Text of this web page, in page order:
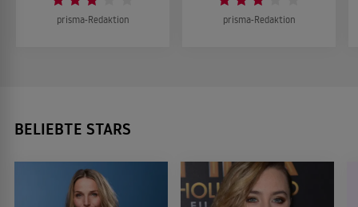
prisma-Redaktion prisma-Redaktion
BELIEBTE STARS